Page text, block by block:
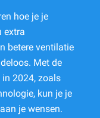
hoe je je
extra
betere ventilatie
Met de
2024, zoals
kun je je
je wensen.